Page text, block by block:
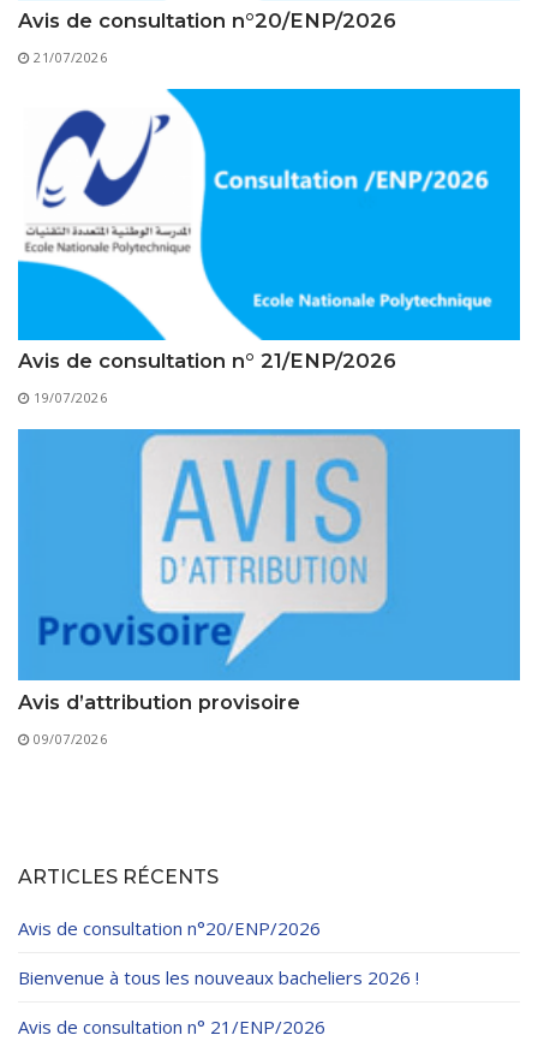
Classes Préparatoires
Diplômes
Imprimés des œuvres Sociales
Imprimes de post graduation
Charte de Déontologie et D’éthique Universitaires
Avis de consultation n°20/ENP/2026
21/07/2026
Avis de consultation n° 21/ENP/2026
19/07/2026
Avis d’attribution provisoire
09/07/2026
ARTICLES RÉCENTS
Avis de consultation n°20/ENP/2026
Bienvenue à tous les nouveaux bacheliers 2026 !
Avis de consultation n° 21/ENP/2026